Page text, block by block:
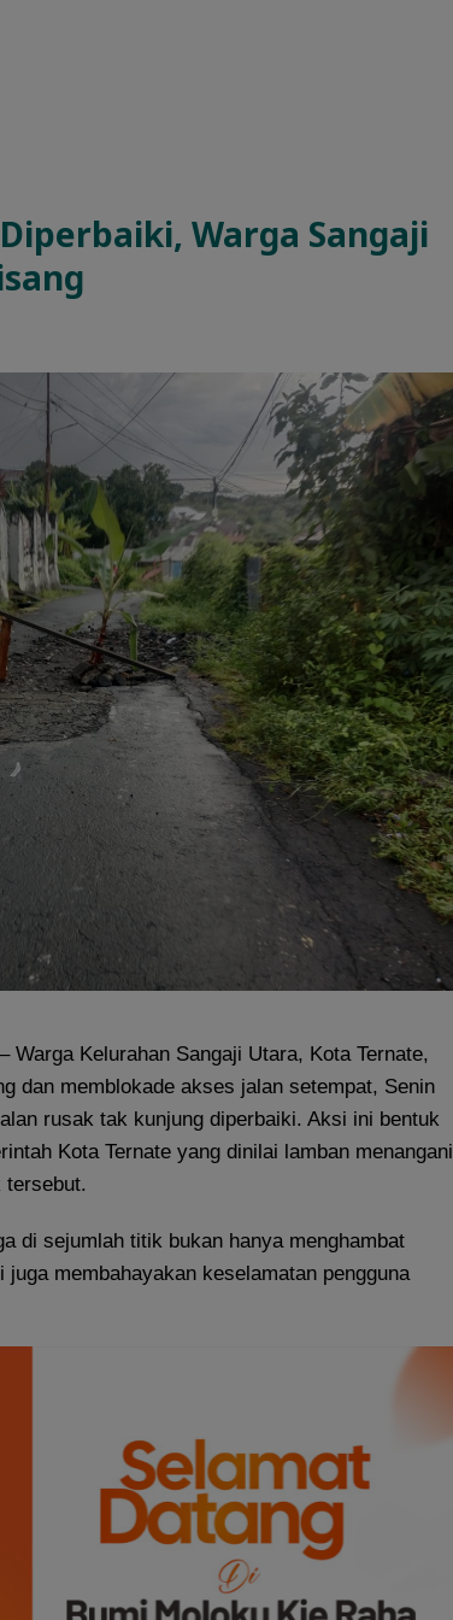
Warga Sangaji
– Warga Kelurahan Sangaji Utara, Kota Ternate,
dan memblokade akses jalan setempat, Senin
rusak tak kunjung diperbaiki. Aksi ini bentuk
Kota Ternate yang dinilai lamban menangani
tersebut.
di sejumlah titik bukan hanya menghambat
juga membahayakan keselamatan pengguna